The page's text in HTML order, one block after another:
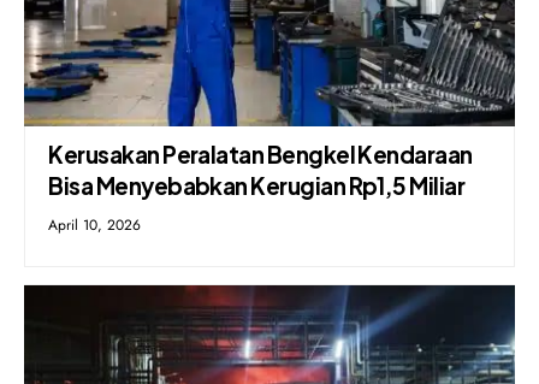
Kerusakan Peralatan Bengkel Kendaraan
Bisa Menyebabkan Kerugian Rp1,5 Miliar
April 10, 2026